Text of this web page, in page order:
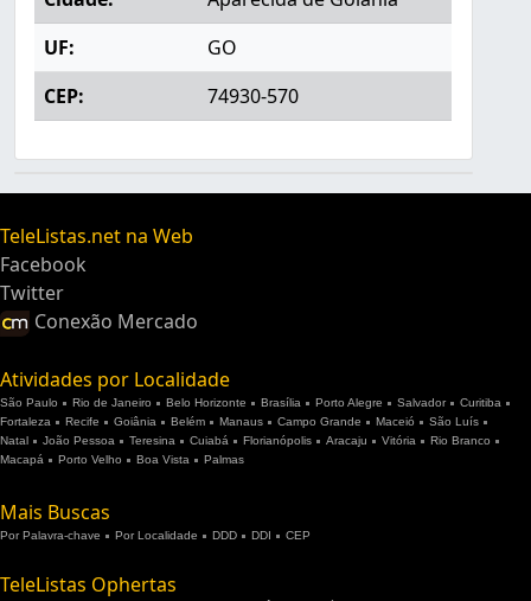
UF:
GO
CEP:
74930-570
TeleListas.net na Web
Facebook
Twitter
Conexão Mercado
Atividades por Localidade
São Paulo Rio de Janeiro Belo Horizonte Brasília Porto Alegre Salvador
Curitiba
Fortaleza
Recife Goiânia Belém Manaus Campo Grande Maceió
São Luís
Natal
João Pessoa Teresina Cuiabá Florianópolis Aracaju Vitória
Rio Branco
Macapá
Porto Velho Boa Vista Palmas
Mais Buscas
Por Palavra-chave Por Localidade DDD DDI CEP
TeleListas Ophertas